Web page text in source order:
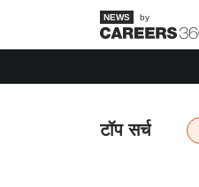
by
टॉप सर्च